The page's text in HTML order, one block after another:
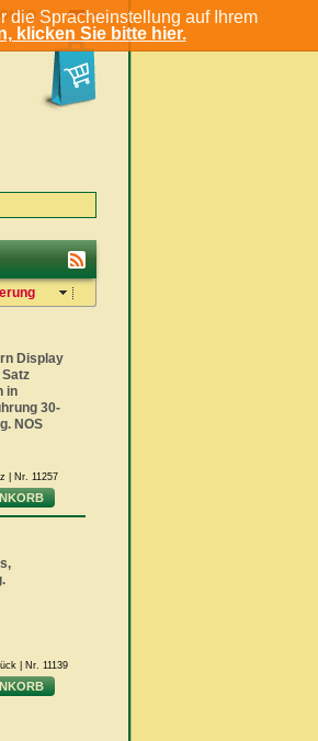
die Spracheinstellung auf Ihrem
klicken Sie bitte hier.
Display
in
30-
NOS
| Nr. 11257
| Nr. 11139